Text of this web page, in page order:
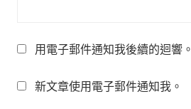
用電子郵件通知我後續的迴響。
新文章使用電子郵件通知我。